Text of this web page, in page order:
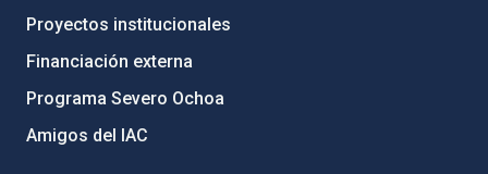
Proyectos institucionales
Financiación externa
Programa Severo Ochoa
Amigos del IAC